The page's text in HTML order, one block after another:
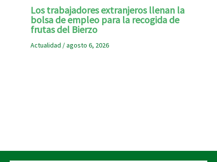
Los trabajadores extranjeros llenan la
bolsa de empleo para la recogida de
frutas del Bierzo
Actualidad /agosto 6, 2026